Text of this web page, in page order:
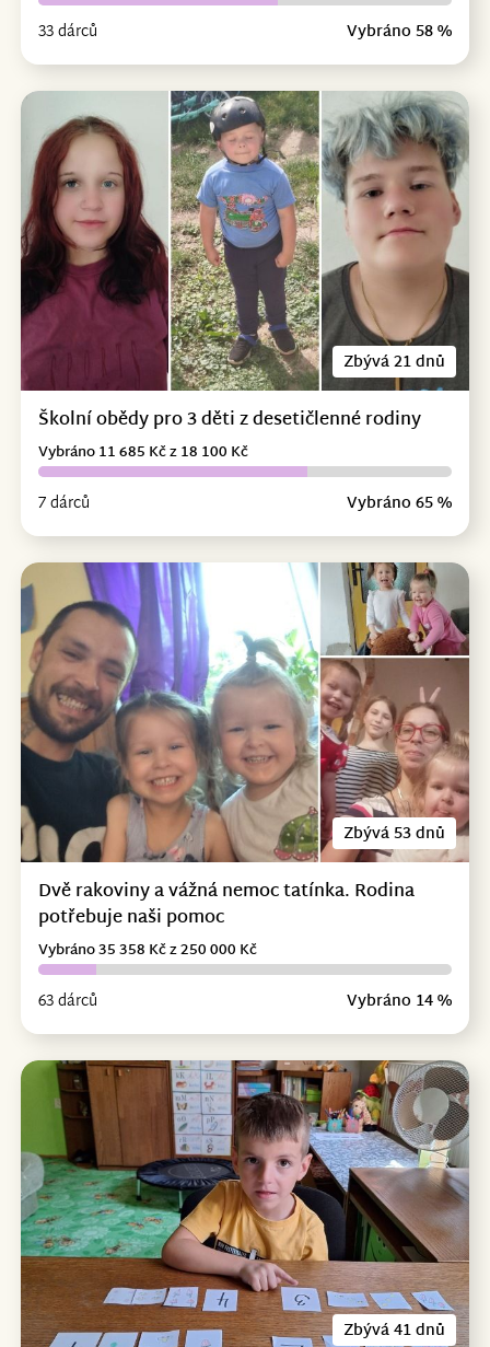
33 dárců Vybráno 58 %
Zbývá 21 dnů
Školní obědy pro 3 děti z desetičlenné rodiny
7 dárců Vybráno 65 %
Vybráno 11 685 Kč z 18 100 Kč
Zbývá 53 dnů
Dvě rakoviny a vážná nemoc tatínka. Rodina
potřebuje naši pomoc
63 dárců Vybráno 14 %
Vybráno 35 358 Kč z 250 000 Kč
Zbývá 41 dnů